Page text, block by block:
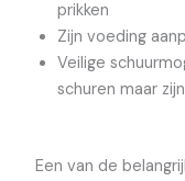
prikken
Zijn voeding
Veilige
schuren maar
Een van de